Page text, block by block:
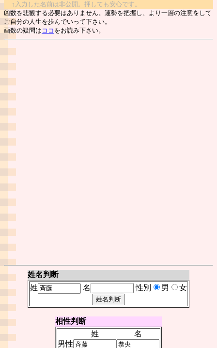
↑入力した名前は非公開。押しても安心です。
凶数を悲観する必要はありません。運勢を把握し、より一層の注意をして
ご自分の人生を歩んでいって下さい。
画数の疑問は ココ をお読み下さい。
姓名判断
姓
名 性別 男 女
相性判断
姓
名
男性